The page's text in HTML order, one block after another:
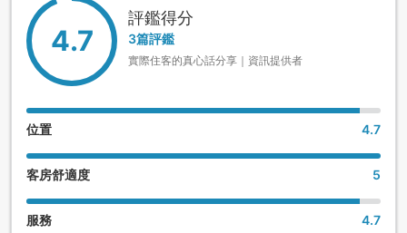
4.7
評鑑得分
3篇評鑑
實際住客的真心話分享｜資訊提供者
位置 4.7
客房舒適度 5
服務 4.7